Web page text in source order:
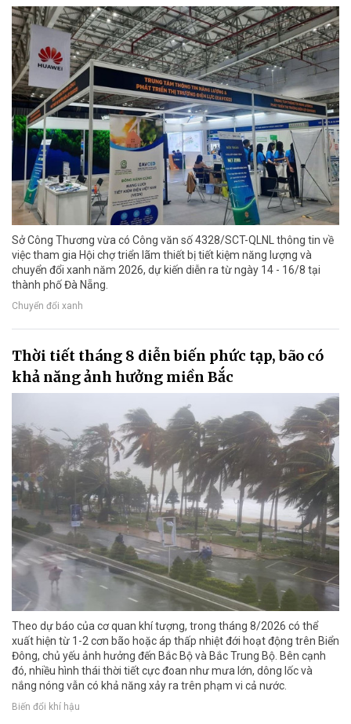
Sở Công Thương vừa có Công văn số 4328/SCT-QLNL thông tin về
việc tham gia Hội chợ triển lãm thiết bị tiết kiệm năng lượng và
chuyển đổi xanh năm 2026, dự kiến diễn ra từ ngày 14 - 16/8 tại
thành phố Đà Nẵng.
Chuyển đổi xanh
Thời tiết tháng 8 diễn biến phức tạp, bão có
khả năng ảnh hưởng miền Bắc
Theo dự báo của cơ quan khí tượng, trong tháng 8/2026 có thể
xuất hiện từ 1-2 cơn bão hoặc áp thấp nhiệt đới hoạt động trên Biển
Đông, chủ yếu ảnh hưởng đến Bắc Bộ và Bắc Trung Bộ. Bên cạnh
đó, nhiều hình thái thời tiết cực đoan như mưa lớn, dông lốc và
nắng nóng vẫn có khả năng xảy ra trên phạm vi cả nước.
Biến đổi khí hậu